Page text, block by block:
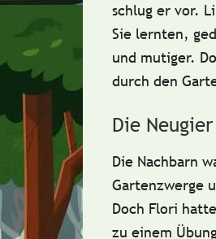
schlug er vor.
Sie lernten,
und mutiger.
durch den
Die
Die Nachbarn
Gartenzwerge
Doch Flori
zu einem